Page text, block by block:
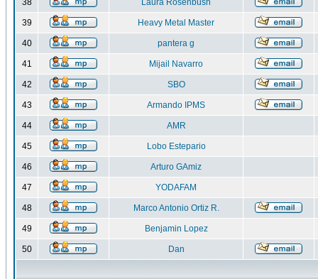
38 Laura Rosenbush
39 Heavy Metal Master
40 pantera g
41 Mijail Navarro
42 SBO
43 Armando IPMS
44 AMR
45 Lobo Estepario
46 Arturo GAmiz
47 YODAFAM
48 Marco Antonio Ortiz R.
49 Benjamin Lopez
50 Dan